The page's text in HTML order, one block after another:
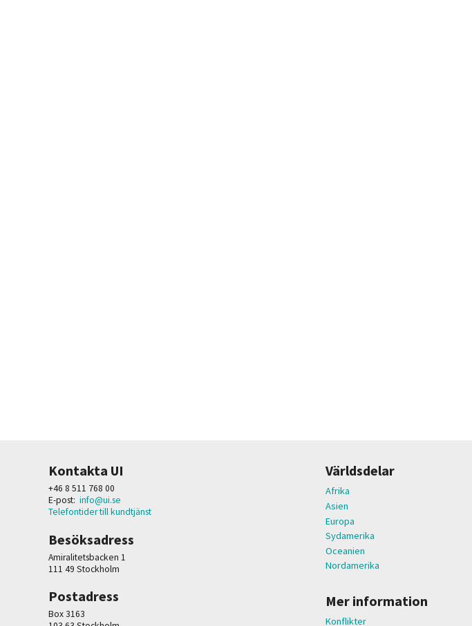
Kontakta UI
+46 8 511 768 00
E-post: info@ui.se
Telefontider till kundtjänst
Besöksadress
Amiralitetsbacken 1
111 49 Stockholm
Postadress
Box 3163
Världsdelar
Afrika
Asien
Europa
Sydamerika
Oceanien
Nordamerika
Mer information
Konflikter